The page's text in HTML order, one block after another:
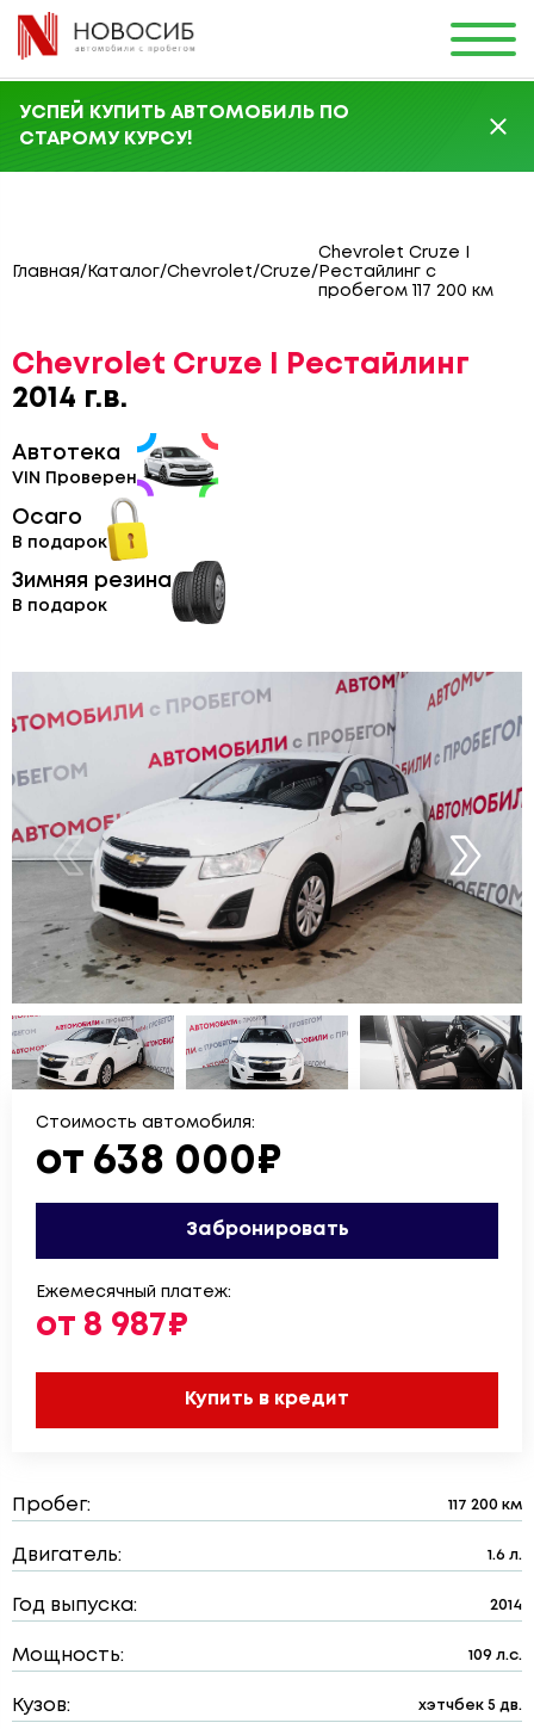
УСПЕЙ КУПИТЬ АВТОМОБИЛЬ ПО
СТАРОМУ КУРСУ!
Главная/ Каталог/Chevrolet/Cruze/
Chevrolet Cruze I
Рестайлинг с
пробегом 117 200 км
Chevrolet Cruze I Рестайлинг
2014 г.в.
Автотека
VIN Проверен
Осаго
В подарок
Зимняя резина
В подарок
Стоимость автомобиля:
от 638 000₽
Забронировать
Ежемесячный платеж:
от 8 987₽
Купить в кредит
Пробег: 117 200 км
Двигатель: 1.6 л.
Год выпуска: 2014
Мощность: 109 л.с.
Кузов: хэтчбек 5 дв.